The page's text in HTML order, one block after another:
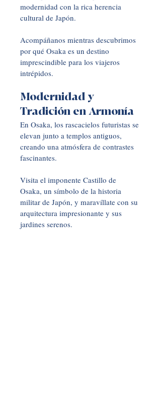
modernidad con la rica herencia
cultural de Japón.
Acompáñanos mientras descubrimos
por qué Osaka es un destino
imprescindible para los viajeros
intrépidos.
Modernidad y
Tradición en Armonía
En Osaka, los rascacielos futuristas se
elevan junto a templos antiguos,
creando una atmósfera de contrastes
fascinantes.
Visita el imponente Castillo de
Osaka, un símbolo de la historia
militar de Japón, y maravíllate con su
arquitectura impresionante y sus
jardines serenos.